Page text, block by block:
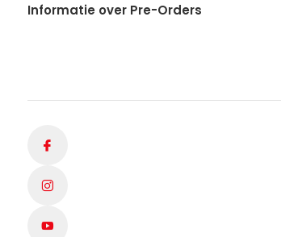
Informatie over Pre-Orders